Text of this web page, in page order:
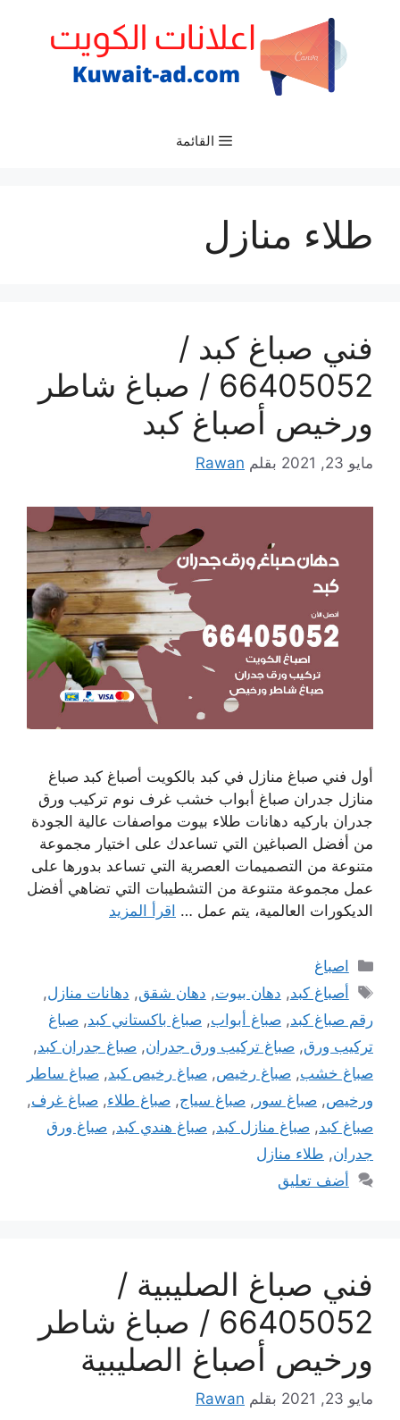
القائمة
طلاء منازل
فني صباغ كبد /
66405052 / صباغ شاطر
ورخيص أصباغ كبد
مايو 23, 2021 بقلم Rawan
أول فني صباغ منازل في كبد بالكويت أصباغ كبد صباغ
منازل جدران صباغ أبواب خشب غرف نوم تركيب ورق
جدران باركيه دهانات طلاء بيوت مواصفات عالية الجودة
من أفضل الصباغين التي تساعدك على اختيار مجموعة
متنوعة من التصميمات العصرية التي تساعد بدورها على
عمل مجموعة متنوعة من التشطيبات التي تضاهي أفضل
الديكورات العالمية، يتم عمل … اقرأ المزيد
التصنيفات
اصباغ
الوسوم
أصباغ كبد, دهان بيوت, دهان شقق, دهانات منازل,
رقم صباغ كبد, صباغ أبواب, صباغ باكستاني كبد, صباغ
تركيب ورق, صباغ تركيب ورق جدران, صباغ جدران كبد,
صباغ خشب, صباغ رخيص, صباغ رخيص كبد, صباغ ساطر
ورخيص, صباغ سور , صباغ سياج, صباغ طلاء, صباغ غرف,
صباغ كبد, صباغ منازل كبد, صباغ هندي كبد, صباغ ورق
جدران, طلاء منازل
أضف تعليق
فني صباغ الصليبية /
66405052 / صباغ شاطر
ورخيص أصباغ الصليبية
مايو 23, 2021 بقلم Rawan